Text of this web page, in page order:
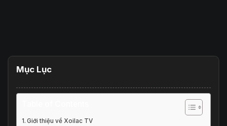
Mục Lục
Giới thiệu về Xoilac TV